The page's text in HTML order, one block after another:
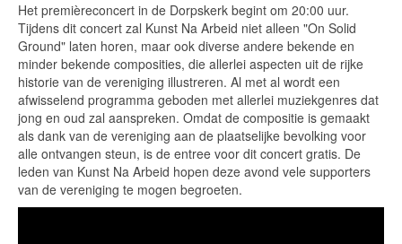
Het premièreconcert in de Dorpskerk begint om 20:00 uur.
Tijdens dit concert zal Kunst Na Arbeid niet alleen "On Solid
Ground" laten horen, maar ook diverse andere bekende en
minder bekende composities, die allerlei aspecten uit de rijke
historie van de vereniging illustreren. Al met al wordt een
afwisselend programma geboden met allerlei muziekgenres dat
jong en oud zal aanspreken. Omdat de compositie is gemaakt
als dank van de vereniging aan de plaatselijke bevolking voor
alle ontvangen steun, is de entree voor dit concert gratis. De
leden van Kunst Na Arbeid hopen deze avond vele supporters
van de vereniging te mogen begroeten.